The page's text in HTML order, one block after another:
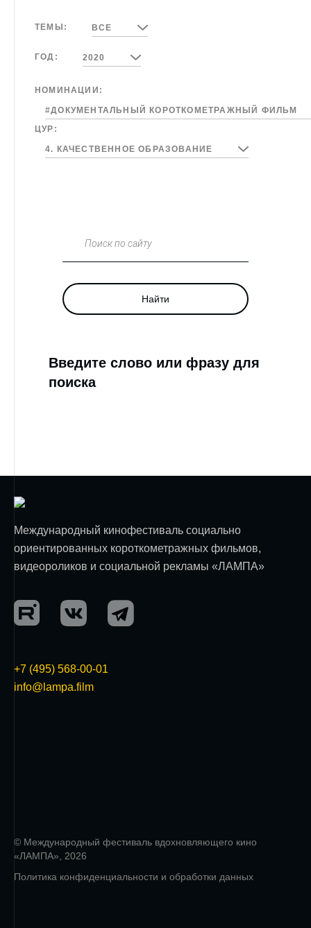
ТЕМЫ: ВСЕ
ГОД: 2020
НОМИНАЦИИ:
#ДОКУМЕНТАЛЬНЫЙ КОРОТКОМЕТРАЖНЫЙ ФИЛЬМ
ЦУР:
4. КАЧЕСТВЕННОЕ ОБРАЗОВАНИЕ
Поиск по сайту
Найти
Введите слово или фразу для
поиска
Международный кинофестиваль социально
ориентированных короткометражных фильмов,
видеороликов и социальной рекламы «ЛАМПА»
+7 (495) 568-00-01
info@lampa.film
© Международный фестиваль вдохновляющего кино
«ЛАМПА», 2026
Политика конфиденциальности и обработки данных